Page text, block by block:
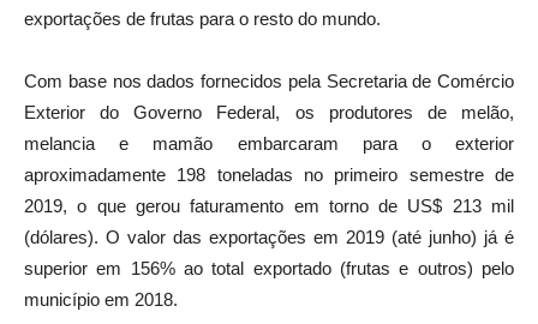
exportações de frutas para o resto do mundo.
Com base nos dados fornecidos pela Secretaria de Comércio
Exterior do Governo Federal, os produtores de melão,
melancia e mamão embarcaram para o exterior
aproximadamente 198 toneladas no primeiro semestre de
2019, o que gerou faturamento em torno de US$ 213 mil
(dólares). O valor das exportações em 2019 (até junho) já é
superior em 156% ao total exportado (frutas e outros) pelo
município em 2018.